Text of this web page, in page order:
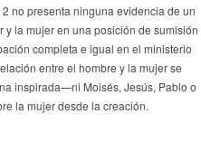
no presenta ninguna evidencia de un
la mujer en una posición de sumisión
completa e igual en el ministerio
entre el hombre y la mujer se
inspirada—ni Moisés, Jesús, Pablo o
la mujer desde la creación.